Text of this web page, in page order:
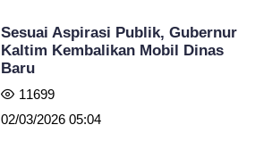
Sesuai Aspirasi Publik, Gubernur
Kaltim Kembalikan Mobil Dinas
Baru
11699
02/03/2026 05:04